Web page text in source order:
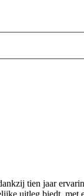
tien jaar
uitleg biedt,